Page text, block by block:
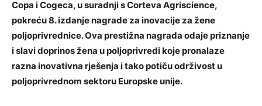
Copa i Cogeca, u suradnji s Corteva Agriscience,
pokreću 8. izdanje nagrade za inovacije za žene
poljoprivrednice. Ova prestižna nagrada odaje priznanje
i slavi doprinos žena u poljoprivredi koje pronalaze
razna inovativna rješenja i tako potiču održivost u
poljoprivrednom sektoru Europske unije.